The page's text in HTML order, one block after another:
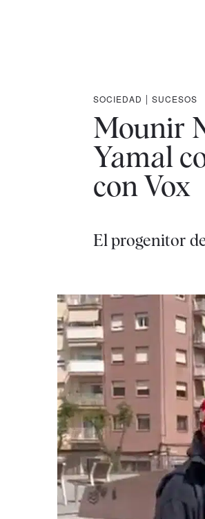
SOCIEDAD | SUCESOS
Mounir
Yamal
con Vox
El progenitor